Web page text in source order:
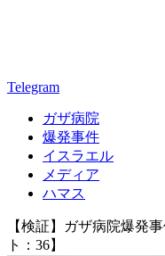
Telegram
ガザ病院
爆発事件
イスラエル
メディア
ハマス
【検証】ガザ病院爆発
ト：36】